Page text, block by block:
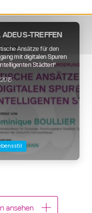
ADEUS-TREFFEN
Ansätze für den
mit digitalen Spuren
Städten“
ansehen